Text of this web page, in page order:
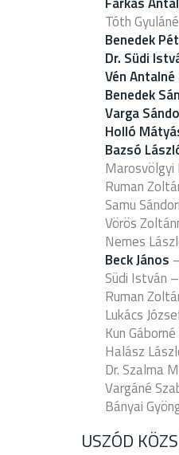
Tóth
Benedek
Dr. Südi
Vén Antalné
Benedek
Varga
Holló
Bazsó
Ruman
Samu
Vörös
Nemes
Beck János
Südi István
Ruman
Lukács
Kun
Halász
Dr. Szalma
Vargáné
Bányai
USZÓD